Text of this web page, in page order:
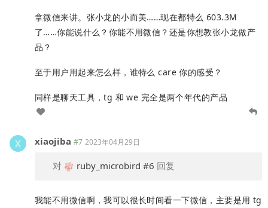
拿微信来讲。张小龙的小而美……现在都特么 603.3M
了……你能说什么？你能不用微信？还是你想教张小龙做产
品？
至于用户用起来怎么样，谁特么 care 你的感受？
同样是聊天工具，tg 和 we 完全是两个年代的产品
xiaojiba #7 2023年04月29日
对 ruby_microbird #6 回复
我能不用微信啊，我可以很长时间看一下微信，主要是用 tg